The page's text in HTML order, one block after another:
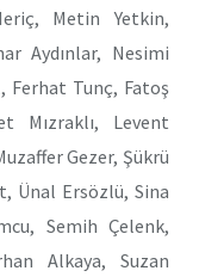
Metin Yetkin,
Aydınlar, Nesimi
Ferhat Tunç, Fatoş
Mızraklı, Levent
Gezer, Şükrü
Ünal Ersözlü, Sina
Semih Çelenk,
Alkaya, Suzan